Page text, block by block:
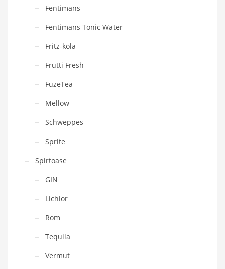
Fentimans
Fentimans Tonic Water
Fritz-kola
Frutti Fresh
FuzeTea
Mellow
Schweppes
Sprite
Spirtoase
GIN
Lichior
Rom
Tequila
Vermut